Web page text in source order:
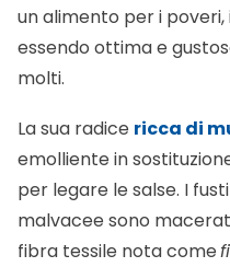
un alimento per i
essendo ottima e
molti.
La sua radice ricca di
emolliente in
per legare le salse. I
malvacee sono
fibra tessile nota come